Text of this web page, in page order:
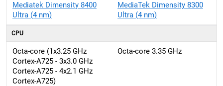
Mediatek Dimensity 8400
Ultra (4 nm)
MediaTek Dimensity 8300
Ultra (4 nm)
CPU
Octa-core (1x3.25 GHz
Cortex-A725 - 3x3.0 GHz
Cortex-A725 - 4x2.1 GHz
Cortex-A725)
Octa-core 3.35 GHz